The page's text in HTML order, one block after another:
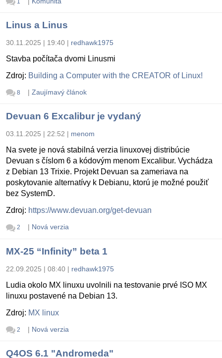
1
Linus a Linus
30.11.2025 | 19:40 | redhawk1975
Stavba počítača dvomi Linusmi
Zdroj: Building a Computer with the CREATOR of Linux!
8 | Zaujímavý článok
Devuan 6 Excalibur je vydaný
03.11.2025 | 22:52 | menom
Na svete je nová stabilná verzia linuxovej distribúcie
Devuan s číslom 6 a kódovým menom Excalibur. Vychádza
z Debian 13 Trixie. Projekt Devuan sa zameriava na
poskytovanie alternatívy k Debianu, ktorú je možné použiť
bez SystemD.
Zdroj: https://www.devuan.org/get-devuan
2 | Nová verzia
MX-25 “Infinity” beta 1
22.09.2025 | 08:40 | redhawk1975
Ludia okolo MX linuxu uvolnili na testovanie prvé ISO MX
linuxu postavené na Debian 13.
Zdroj: MX linux
2 | Nová verzia
Q4OS 6.1 "Andromeda"